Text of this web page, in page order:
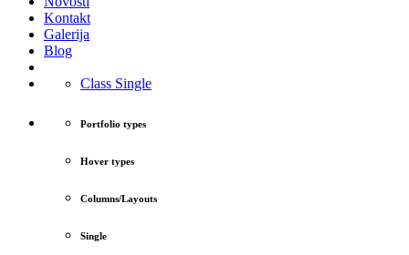
Kontakt
Galerija
Blog
Class Single
Portfolio types
Hover types
Columns/Layouts
Single